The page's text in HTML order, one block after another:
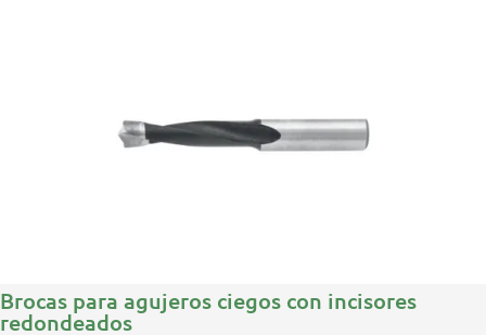
Brocas para agujeros ciegos con incisores
redondeados